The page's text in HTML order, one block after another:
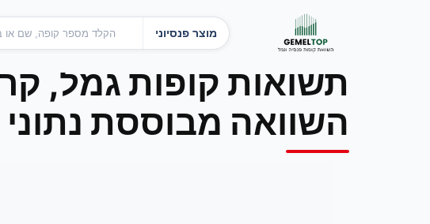
מוצר פנסיוני
תשואות קופות גמל,
השוואה מבוססת